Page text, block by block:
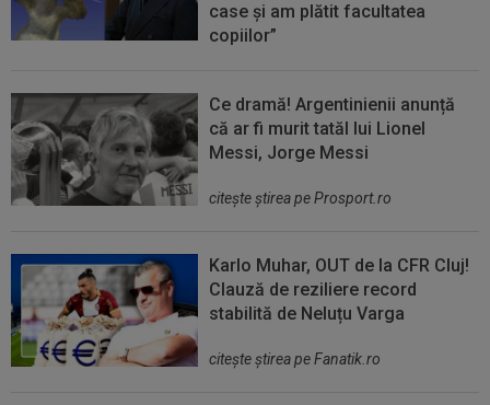
case și am plătit facultatea
copiilor”
Ce dramă! Argentinienii anunță
că ar fi murit tatăl lui Lionel
Messi, Jorge Messi
citeşte ştirea pe Prosport.ro
Karlo Muhar, OUT de la CFR Cluj!
Clauză de reziliere record
stabilită de Neluțu Varga
citeşte ştirea pe Fanatik.ro